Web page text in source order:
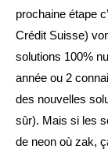
prochaine étape
Crédit Suisse)
solutions 100%
année ou 2
des nouvelles
sûr). Mais si les
de neon où zak,